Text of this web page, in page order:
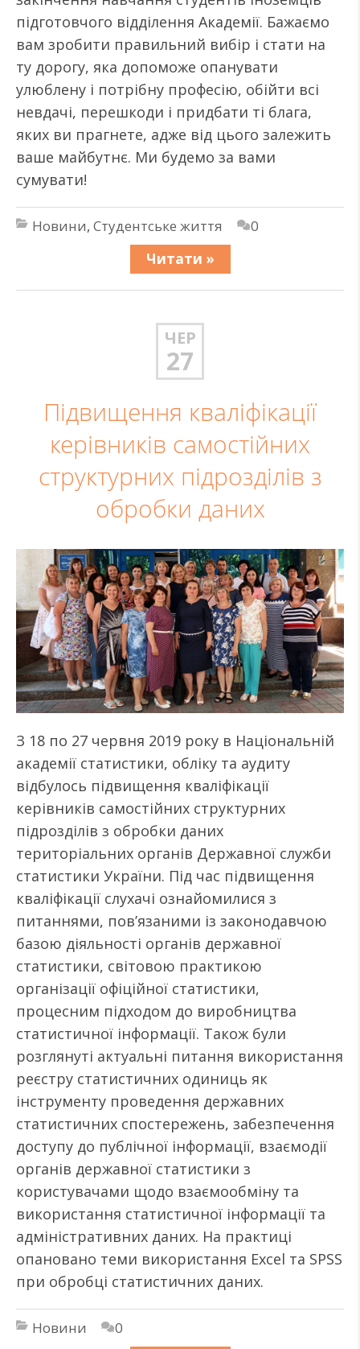
підготовчого відділення Академії. Бажаємо
вам зробити правильний вибір і стати на
ту дорогу, яка допоможе опанувати
улюблену і потрібну професію, обійти всі
невдачі, перешкоди і придбати ті блага,
яких ви прагнете, адже від цього залежить
ваше майбутнє. Ми будемо за вами
сумувати!
Новини, Студентське життя
0
Читати »
ЧЕР
27
Підвищення кваліфікації
керівників самостійних
структурних підрозділів з
обробки даних
З 18 по 27 червня 2019 року в Національній
академії статистики, обліку та аудиту
відбулось підвищення кваліфікації
керівників самостійних структурних
підрозділів з обробки даних
територіальних органів Державної служби
статистики України. Під час підвищення
кваліфікації слухачі ознайомилися з
питаннями, пов’язаними із законодавчою
базою діяльності органів державної
статистики, світовою практикою
організації офіційної статистики,
процесним підходом до виробництва
статистичної інформації. Також були
розглянуті актуальні питання використання
реєстру статистичних одиниць як
інструменту проведення державних
статистичних спостережень, забезпечення
доступу до публічної інформації, взаємодії
органів державної статистики з
користувачами щодо взаємообміну та
використання статистичної інформації та
адміністративних даних. На практиці
опановано теми використання Excel та SPSS
при обробці статистичних даних.
Новини
0